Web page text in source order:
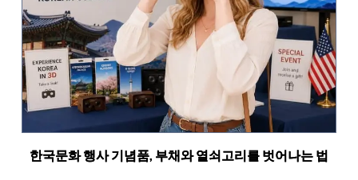
한국문화 행사 기념품, 부채와 열쇠고리를 벗어나는 법